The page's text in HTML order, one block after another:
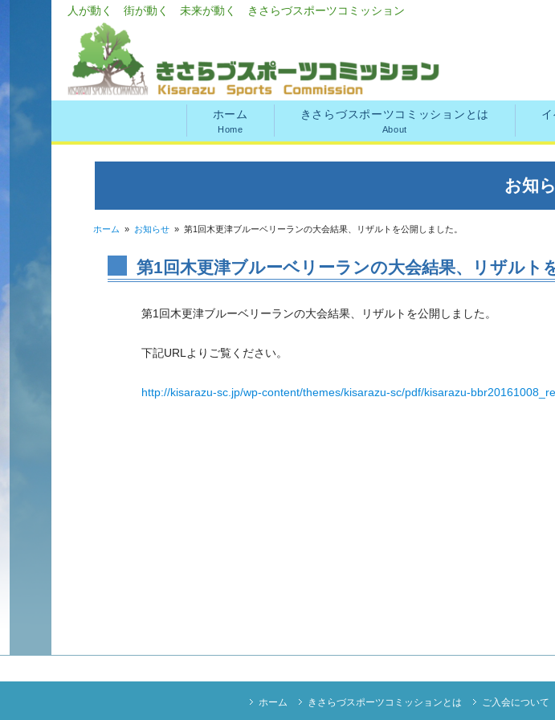
人が動く 街が動く 未来が動く きさらづスポーツコミッション
ホーム
Home
きさらづスポーツコミッションとは
About
お知
ホーム » お知らせ» 第1回木更津ブルーベリーランの大会結果、リザルトを公開しました。
第1回木更津ブルーベリーランの大会結果、リザルト
第1回木更津ブルーベリーランの大会結果、リザルトを公開しました。
下記URLよりご覧ください。
http://kisarazu-sc.jp/wp-content/themes/kisarazu-sc/pdf/kisarazu-
ホーム きさらづスポーツコミッションとは ご入会について